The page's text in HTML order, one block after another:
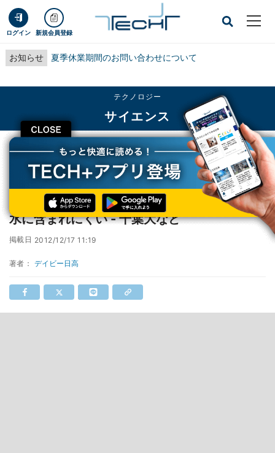
ログイン 新規会員登録
お知らせ 夏季休業期間のお問い合わせについて
CLOSE
テクノロジー
サイエンス
TECH+ テクノロジー
サイエンス
放射性ヨウ素129は地中で安定化するので地下水に含まれにくい - 千葉大など
放射性ヨウ素129は地中で安定化するので地下
水に含まれにくい - 千葉大など
掲載日 2012/12/17 11:19
著者： デイビー日高